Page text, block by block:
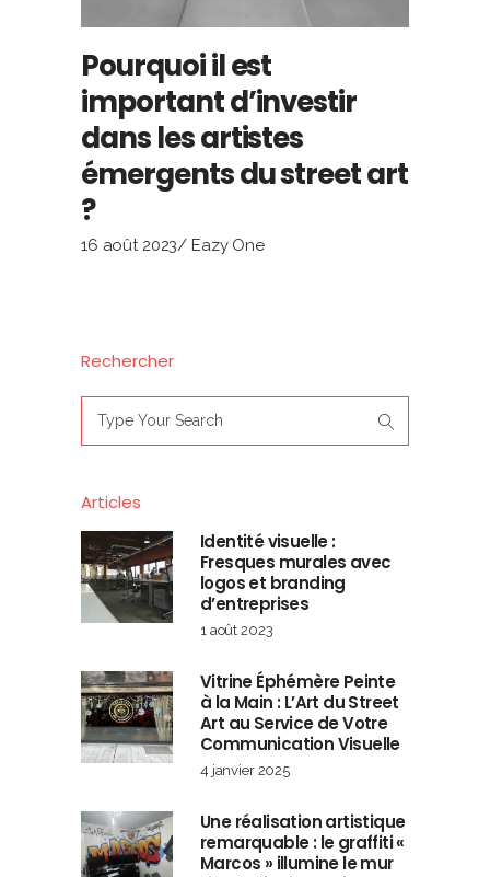
Pourquoi il est
important d’investir
dans les artistes
émergents du street art
?
16 août 2023 Eazy One
Rechercher
for:
Articles
Identité visuelle :
Fresques murales avec
logos et branding
d’entreprises
1 août 2023
Vitrine Éphémère Peinte
à la Main : L’Art du Street
Art au Service de Votre
Communication Visuelle
4 janvier 2025
Une réalisation artistique
remarquable : le graffiti «
Marcos » illumine le mur